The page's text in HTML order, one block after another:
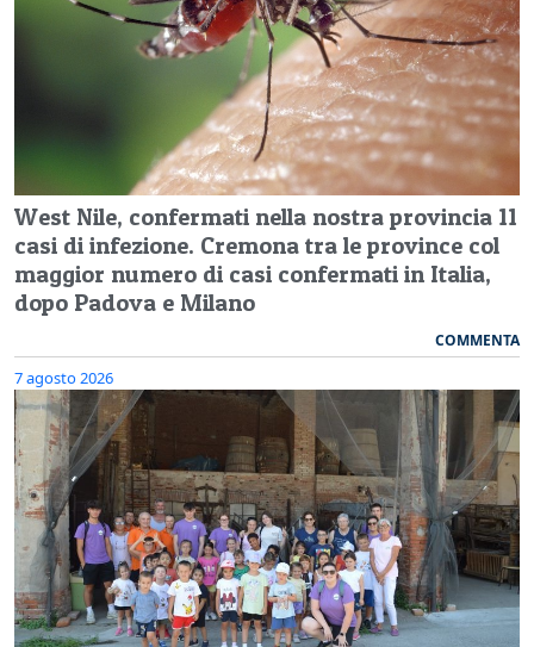
West Nile, confermati nella nostra provincia 11
casi di infezione. Cremona tra le province col
maggior numero di casi confermati in Italia,
dopo Padova e Milano
COMMENTA
7 agosto 2026